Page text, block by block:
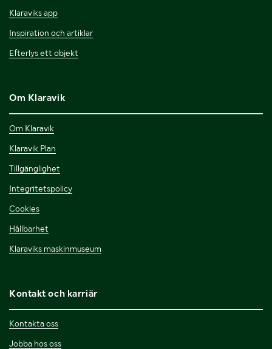
Klaraviks app
Inspiration och artiklar
Efterlys ett objekt
Om Klaravik
Om Klaravik
Klaravik Plan
Tillgänglighet
Integritetspolicy
Cookies
Hållbarhet
Klaraviks maskinmuseum
Kontakt och karriär
Kontakta oss
Jobba hos oss